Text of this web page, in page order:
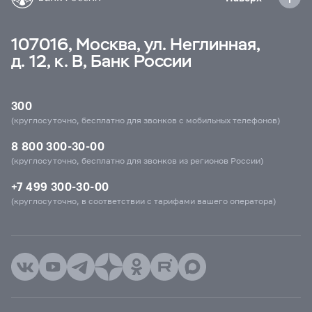
107016, Москва, ул. Неглинная,
д. 12, к. В, Банк России
300
(круглосуточно, бесплатно для звонков с мобильных телефонов)
8 800 300-30-00
(круглосуточно, бесплатно для звонков из регионов России)
+7 499 300-30-00
(круглосуточно, в соответствии с тарифами вашего оператора)